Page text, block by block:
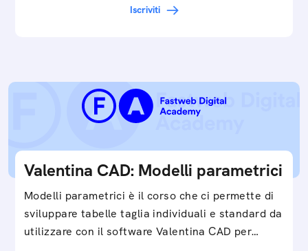
Iscriviti
Valentina CAD: Modelli parametrici
Modelli parametrici è il corso che ci permette di
sviluppare tabelle taglia individuali e standard da
utilizzare con il software Valentina CAD per…